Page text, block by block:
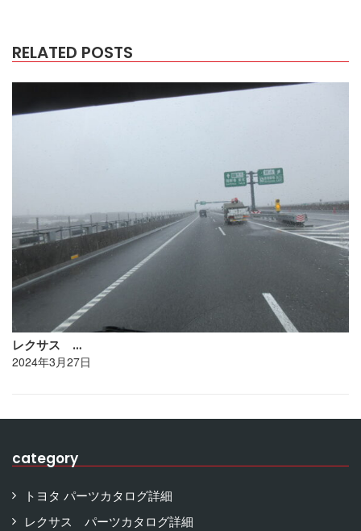
RELATED POSTS
レクサス …
2024年3月27日
category
トヨタ パーツカタログ詳細
レクサス パーツカタログ詳細